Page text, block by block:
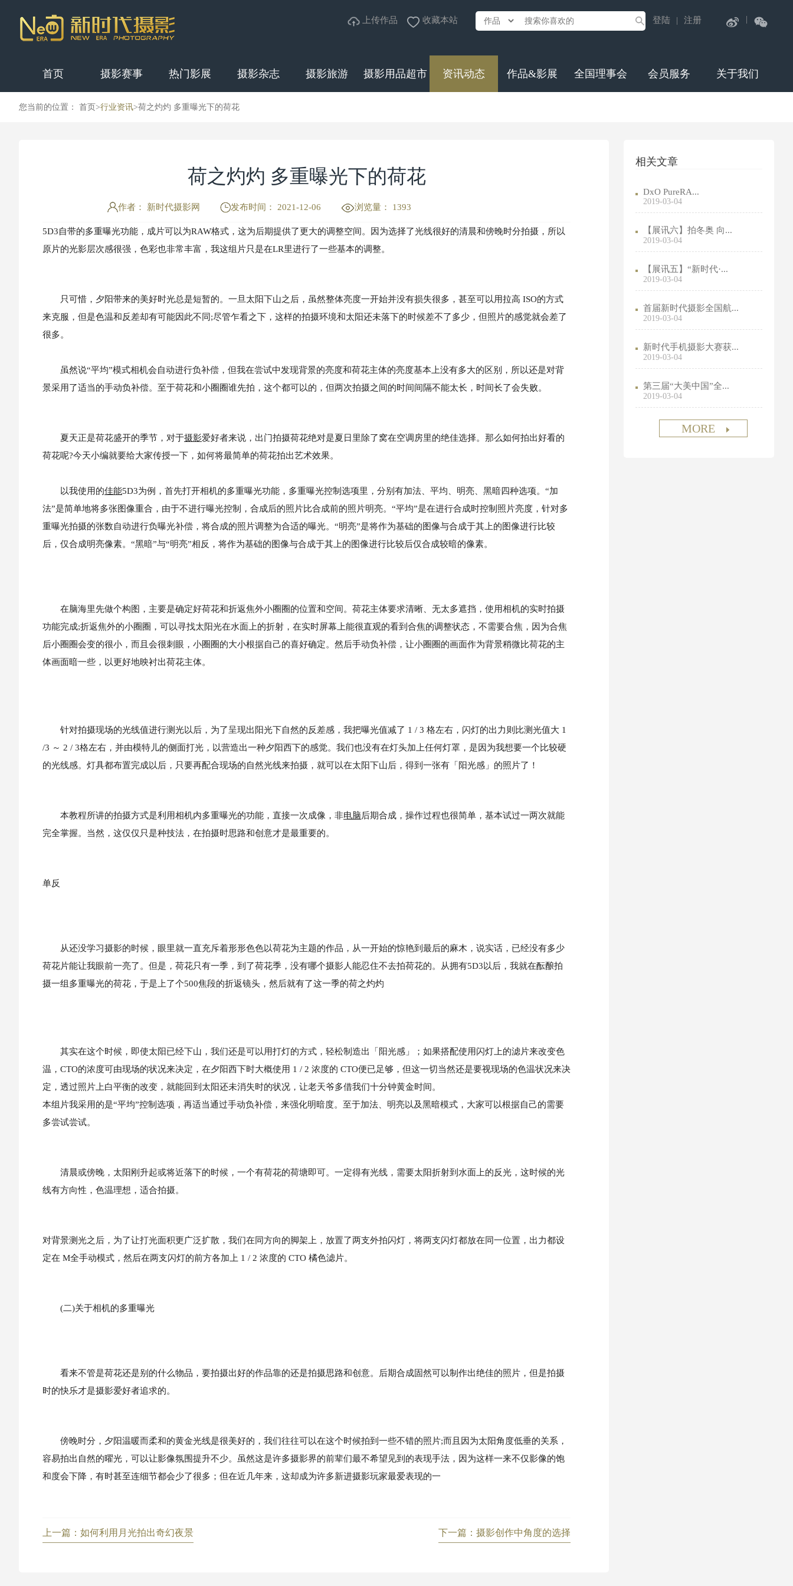
上传作品 收藏本站 登陆 注册
首页 摄影赛事 热门影展 摄影杂志 摄影旅游 摄影用品超市 资讯动态 作品&影展 全国理事会 会员服务 关于我们
您当前的位置： 首页>行业资讯>荷之灼灼 多重曝光下的荷花
荷之灼灼 多重曝光下的荷花
作者： 新时代摄影网 发布时间： 2021-12-06 浏览量： 1393
5D3自带的多重曝光功能，成片可以为RAW格式，这为后期提供了更大的调整空间。因为选择了光线很好的清晨和傍晚时分拍摄，所以
原片的光影层次感很强，色彩也非常丰富，我这组片只是在LR里进行了一些基本的调整。
只可惜，夕阳带来的美好时光总是短暂的。一旦太阳下山之后，虽然整体亮度一开始并没有损失很多，甚至可以用拉高 ISO的方式
来克服，但是色温和反差却有可能因此不同;尽管乍看之下，这样的拍摄环境和太阳还未落下的时候差不了多少，但照片的感觉就会差了
很多。
虽然说“平均”模式相机会自动进行负补偿，但我在尝试中发现背景的亮度和荷花主体的亮度基本上没有多大的区别，所以还是对背
景采用了适当的手动负补偿。至于荷花和小圈圈谁先拍，这个都可以的，但两次拍摄之间的时间间隔不能太长，时间长了会失败。
夏天正是荷花盛开的季节，对于摄影爱好者来说，出门拍摄荷花绝对是夏日里除了窝在空调房里的绝佳选择。那么如何拍出好看的
荷花呢?今天小编就要给大家传授一下，如何将最简单的荷花拍出艺术效果。
以我使用的佳能5D3为例，首先打开相机的多重曝光功能，多重曝光控制选项里，分别有加法、平均、明亮、黑暗四种选项。“加
法”是简单地将多张图像重合，由于不进行曝光控制，合成后的照片比合成前的照片明亮。“平均”是在进行合成时控制照片亮度，针对多
重曝光拍摄的张数自动进行负曝光补偿，将合成的照片调整为合适的曝光。“明亮”是将作为基础的图像与合成于其上的图像进行比较
后，仅合成明亮像素。“黑暗”与“明亮”相反，将作为基础的图像与合成于其上的图像进行比较后仅合成较暗的像素。
在脑海里先做个构图，主要是确定好荷花和折返焦外小圈圈的位置和空间。荷花主体要求清晰、无太多遮挡，使用相机的实时拍摄
功能完成;折返焦外的小圈圈，可以寻找太阳光在水面上的折射，在实时屏幕上能很直观的看到合焦的调整状态，不需要合焦，因为合焦
后小圈圈会变的很小，而且会很刺眼，小圈圈的大小根据自己的喜好确定。然后手动负补偿，让小圈圈的画面作为背景稍微比荷花的主
体画面暗一些，以更好地映衬出荷花主体。
针对拍摄现场的光线值进行测光以后，为了呈现出阳光下自然的反差感，我把曝光值减了 1 / 3 格左右，闪灯的出力则比测光值大 1
/3 ～ 2 / 3格左右，并由模特儿的侧面打光，以营造出一种夕阳西下的感觉。我们也没有在灯头加上任何灯罩，是因为我想要一个比较硬
的光线感。灯具都布置完成以后，只要再配合现场的自然光线来拍摄，就可以在太阳下山后，得到一张有「阳光感」的照片了！
本教程所讲的拍摄方式是利用相机内多重曝光的功能，直接一次成像，非电脑后期合成，操作过程也很简单，基本试过一两次就能
完全掌握。当然，这仅仅只是种技法，在拍摄时思路和创意才是最重要的。
单反
从还没学习摄影的时候，眼里就一直充斥着形形色色以荷花为主题的作品，从一开始的惊艳到最后的麻木，说实话，已经没有多少
荷花片能让我眼前一亮了。但是，荷花只有一季，到了荷花季，没有哪个摄影人能忍住不去拍荷花的。从拥有5D3以后，我就在酝酿拍
摄一组多重曝光的荷花，于是上了个500焦段的折返镜头，然后就有了这一季的荷之灼灼
其实在这个时候，即使太阳已经下山，我们还是可以用打灯的方式，轻松制造出「阳光感」；如果搭配使用闪灯上的滤片来改变色
温，CTO的浓度可由现场的状况来决定，在夕阳西下时大概使用 1 / 2 浓度的 CTO便已足够，但这一切当然还是要视现场的色温状况来决
定，透过照片上白平衡的改变，就能回到太阳还未消失时的状况，让老天爷多借我们十分钟黄金时间。
本组片我采用的是“平均”控制选项，再适当通过手动负补偿，来强化明暗度。至于加法、明亮以及黑暗模式，大家可以根据自己的需要
多尝试尝试。
清晨或傍晚，太阳刚升起或将近落下的时候，一个有荷花的荷塘即可。一定得有光线，需要太阳折射到水面上的反光，这时候的光
线有方向性，色温理想，适合拍摄。
对背景测光之后，为了让打光面积更广泛扩散，我们在同方向的脚架上，放置了两支外拍闪灯，将两支闪灯都放在同一位置，出力都设
定在 M全手动模式，然后在两支闪灯的前方各加上 1 / 2 浓度的 CTO 橘色滤片。
(二)关于相机的多重曝光
看来不管是荷花还是别的什么物品，要拍摄出好的作品靠的还是拍摄思路和创意。后期合成固然可以制作出绝佳的照片，但是拍摄
时的快乐才是摄影爱好者追求的。
傍晚时分，夕阳温暖而柔和的黄金光线是很美好的，我们往往可以在这个时候拍到一些不错的照片;而且因为太阳角度低垂的关系，
容易拍出自然的曜光，可以让影像氛围提升不少。虽然这是许多摄影界的前辈们最不希望见到的表现手法，因为这样一来不仅影像的饱
和度会下降，有时甚至连细节都会少了很多；但在近几年来，这却成为许多新进摄影玩家最爱表现的一
上一篇：如何利用月光拍出奇幻夜景 下一篇：摄影创作中角度的选择
相关文章
DxO PureRA...
2019-03-04
【展讯六】拍冬奥 向...
2019-03-04
【展讯五】“新时代·...
2019-03-04
首届新时代摄影全国航...
2019-03-04
新时代手机摄影大赛获...
2019-03-04
第三届“大美中国”全...
2019-03-04
MORE